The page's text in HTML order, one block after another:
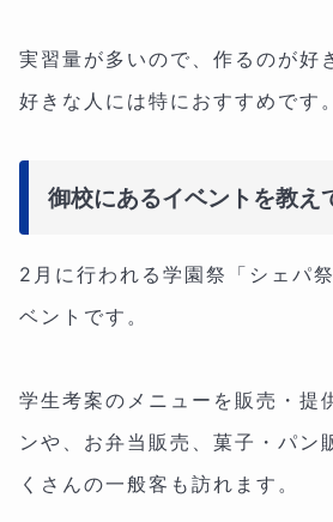
実習量が多いので、作るのが好
好きな人には特におすすめです。
御校にあるイベントを教え
2月に行われる学園祭「シェパ
ベントです。
学生考案のメニューを販売・提
ンや、お弁当販売、菓子・パン
くさんの一般客も訪れます。